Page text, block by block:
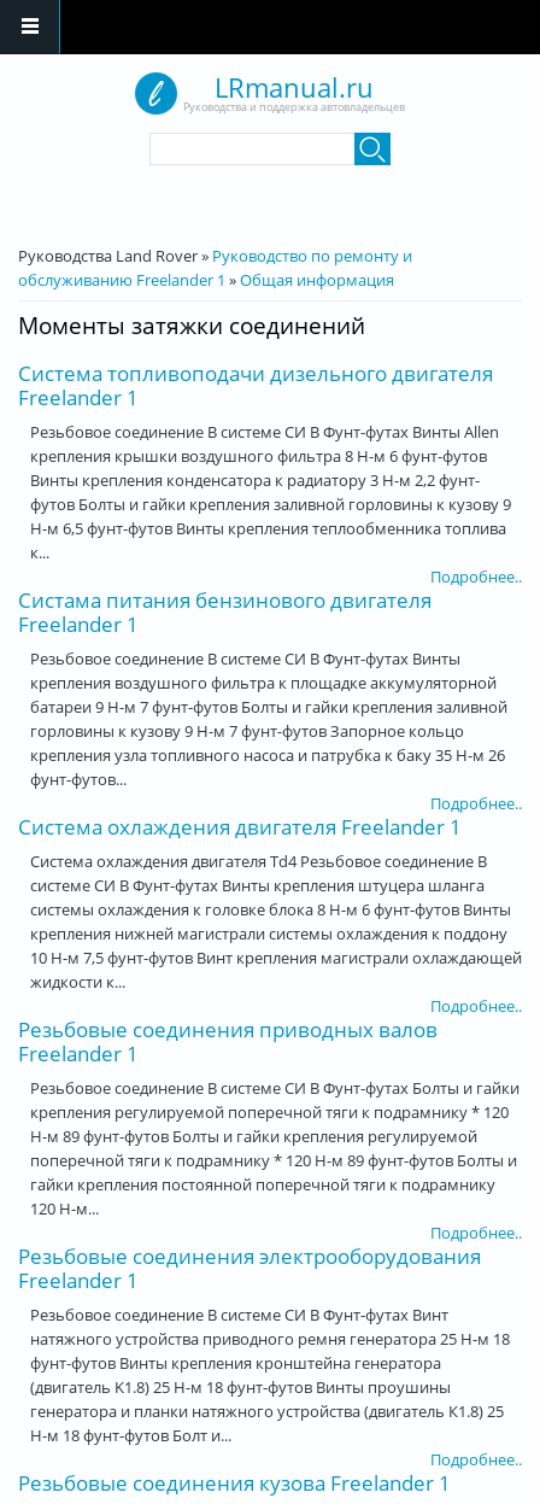
LRmanual.ru
Руководства и поддержка автовладельцев
Вы здесь
Руководства Land Rover» Руководство по ремонту и
обслуживанию Freelander 1 »Общая информация
Моменты затяжки соединений
Система топливоподачи дизельного двигателя
Freelander 1
Резьбовое соединение В системе СИ В Фунт-футах Винты Allen
крепления крышки воздушного фильтра 8 Н-м 6 фунт-футов
Винты крепления конденсатора к радиатору 3 Н-м 2,2 фунт-
футов Болты и гайки крепления заливной горловины к кузову 9
Н-м 6,5 фунт-футов Винты крепления теплообменника топлива
к...
Подробнее..
Систама питания бензинового двигателя
Freelander 1
Резьбовое соединение В системе СИ В Фунт-футах Винты
крепления воздушного фильтра к площадке аккумуляторной
батареи 9 Н-м 7 фунт-футов Болты и гайки крепления заливной
горловины к кузову 9 Н-м 7 фунт-футов Запорное кольцо
крепления узла топливного насоса и патрубка к баку 35 Н-м 26
фунт-футов...
Подробнее..
Система охлаждения двигателя Freelander 1
Система охлаждения двигателя Td4 Резьбовое соединение В
системе СИ В Фунт-футах Винты крепления штуцера шланга
системы охлаждения к головке блока 8 Н-м 6 фунт-футов Винты
крепления нижней магистрали системы охлаждения к поддону
10 Н-м 7,5 фунт-футов Винт крепления магистрали охлаждающей
жидкости к...
Подробнее..
Резьбовые соединения приводных валов
Freelander 1
Резьбовое соединение В системе СИ В Фунт-футах Болты и гайки
крепления регулируемой поперечной тяги к подрамнику * 120
Н-м 89 фунт-футов Болты и гайки крепления регулируемой
поперечной тяги к подрамнику * 120 Н-м 89 фунт-футов Болты и
гайки крепления постоянной поперечной тяги к подрамнику
120 Н-м...
Подробнее..
Резьбовые соединения электрооборудования
Freelander 1
Резьбовое соединение В системе СИ В Фунт-футах Винт
натяжного устройства приводного ремня генератора 25 Н-м 18
фунт-футов Винты крепления кронштейна генератора
(двигатель K1.8) 25 Н-м 18 фунт-футов Винты проушины
генератора и планки натяжного устройства (двигатель К1.8) 25
Н-м 18 фунт-футов Болт и...
Подробнее..
Резьбовые соединения кузова Freelander 1